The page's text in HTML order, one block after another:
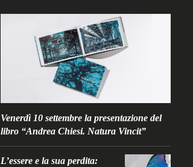
Venerdì 10 settembre la presentazione del
libro “Andrea Chiesi. Natura Vincit”
L’essere e la sua perdita: